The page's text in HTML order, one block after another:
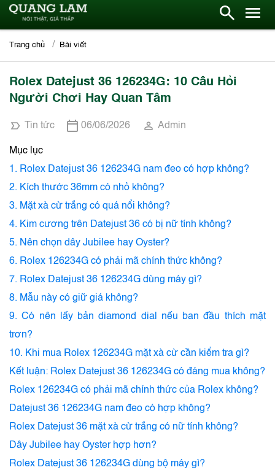
Trang chủ Bài viết
Rolex Datejust 36 126234G: 10 Câu Hỏi
Người Chơi Hay Quan Tâm
Tin tức 06/06/2026 Admin
Mục lục
1. Rolex Datejust 36 126234G nam đeo có hợp không?
2. Kích thước 36mm có nhỏ không?
3. Mặt xà cừ trắng có quá nổi không?
4. Kim cương trên Datejust 36 có bị nữ tính không?
5. Nên chọn dây Jubilee hay Oyster?
6. Rolex 126234G có phải mã chính thức không?
7. Rolex Datejust 36 126234G dùng máy gì?
8. Mẫu này có giữ giá không?
9. Có nên lấy bản diamond dial nếu ban đầu thích mặt
trơn?
10. Khi mua Rolex 126234G mặt xà cừ cần kiểm tra gì?
Kết luận: Rolex Datejust 36 126234G có đáng mua không?
Rolex 126234G có phải mã chính thức của Rolex không?
Datejust 36 126234G nam đeo có hợp không?
Rolex Datejust 36 mặt xà cừ trắng có nữ tính không?
Dây Jubilee hay Oyster hợp hơn?
Rolex Datejust 36 126234G dùng bộ máy gì?